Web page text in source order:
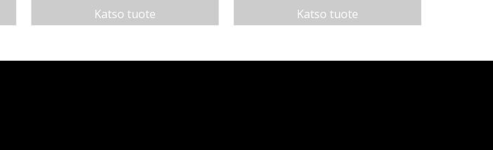
Katso tuote Katso tuote